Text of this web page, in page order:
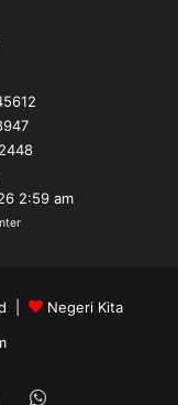
2:59 am
|
Negeri Kita
WhatsApp